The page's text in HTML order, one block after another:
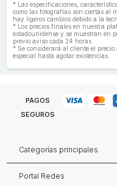
* Las especificaciones,
como las fotografías son ciertas al
hay ligeros cambios debido a la
* Los precios finales en nuestra
estadounidense y se muestran en
previo aviso cada 24 horas.
* Se considerará al cliente el
especial hasta agotar existencias.
PAGOS
SEGUROS
Categorías principales
Portal Redes